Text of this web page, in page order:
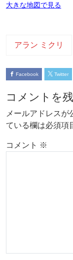
大きな地図で見る
アラン ミクリ
Facebook Twitter
コメントを
メールアドレスが
ている欄は必須項
コメント ※